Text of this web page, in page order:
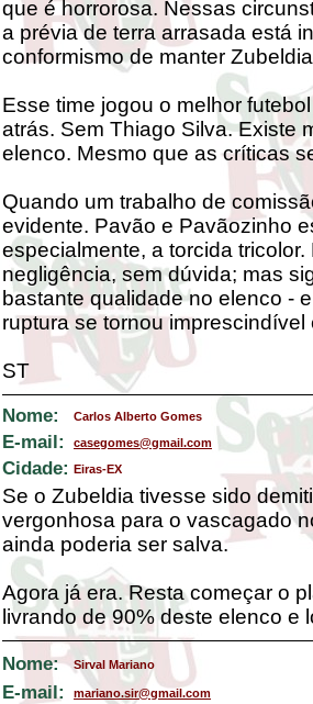
que é horrorosa. Nessas
a prévia de terra arrasada está
conformismo de manter
Esse time jogou o melhor
atrás. Sem Thiago Silva. Existe
elenco. Mesmo que as críticas
Quando um trabalho de
evidente. Pavão e Pavãozinho
especialmente, a torcida
negligência, sem dúvida; mas
bastante qualidade no elenco -
ruptura se tornou imprescindível
ST
Nome: Carlos Alberto Gomes
E-mail: casegomes@gmail.com
Cidade: Eiras-EX
Se o Zubeldia tivesse sido
vergonhosa para o vascagado
ainda poderia ser salva.
Agora já era. Resta começar o
livrando de 90% deste elenco e
Nome: Sirval Mariano
E-mail: mariano.sir@gmail.com